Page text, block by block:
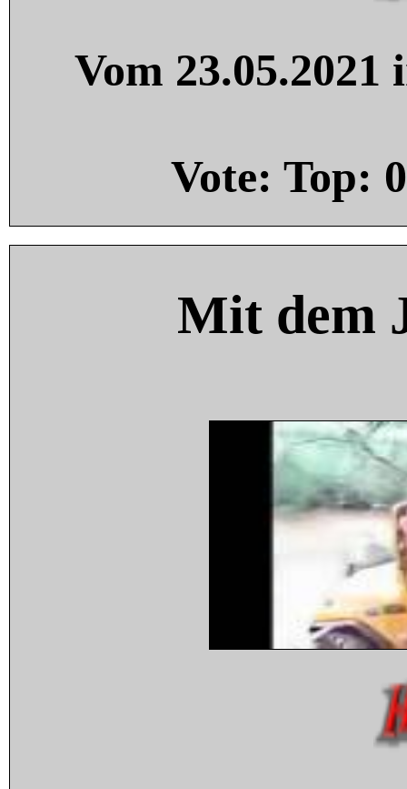
Vom
Vote: Top: 0
Mit dem